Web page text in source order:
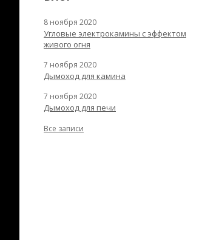
8 ноября 2020
Угловые электрокамины с эффектом
живого огня
7 ноября 2020
Дымоход для камина
7 ноября 2020
Дымоход для печи
Все записи